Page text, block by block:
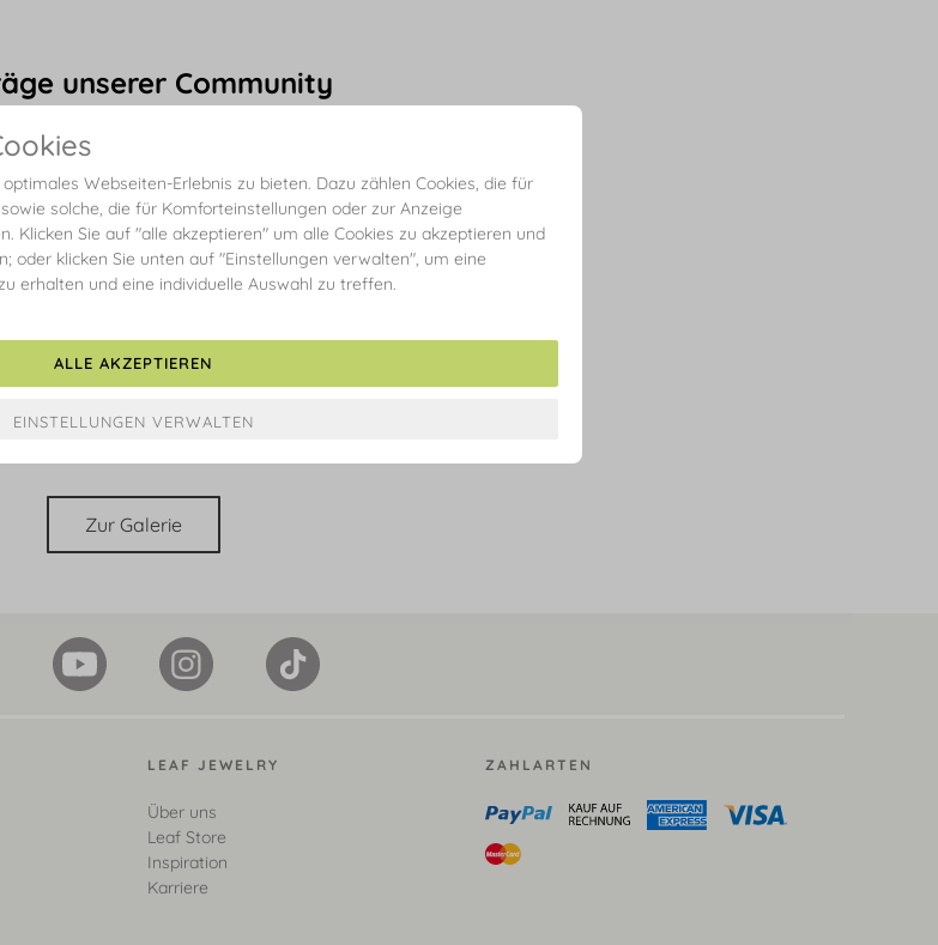
unserer Community
Zur Galerie
LEAF JEWELRY
Über uns
Leaf Store
Inspiration
Karriere
ZAHLARTEN
Webseiten-Erlebnis zu bieten. Dazu zählen Cookies, die für
solche, die für Komforteinstellungen oder zur Anzeige
Klicken Sie auf "alle akzeptieren" um alle Cookies zu akzeptieren und
oder klicken Sie unten auf "Einstellungen verwalten", um eine
erhalten und eine individuelle Auswahl zu treffen.
ALLE AKZEPTIEREN